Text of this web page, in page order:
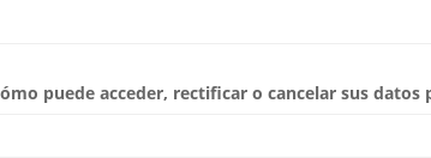
puede acceder, rectificar o cancelar sus datos